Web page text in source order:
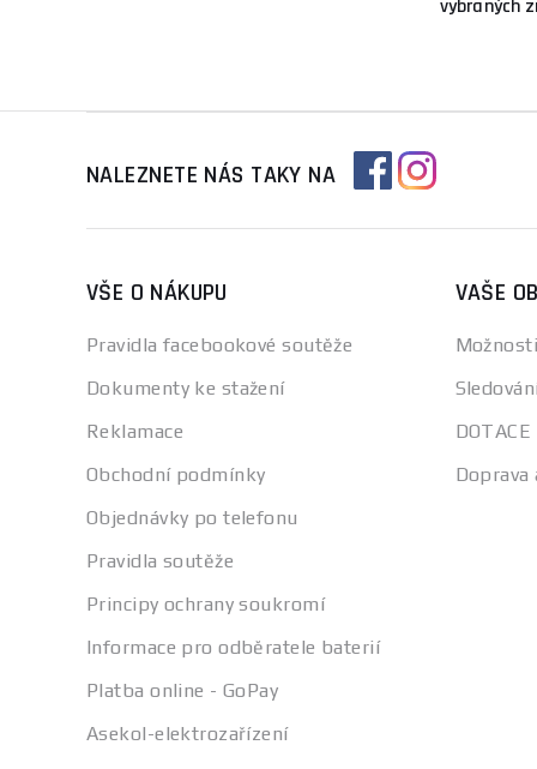
vybraných
NALEZNETE NÁS TAKY NA
VŠE O NÁKUPU
Pravidla facebookové soutěže
Dokumenty ke stažení
Reklamace
Obchodní podmínky
Objednávky po telefonu
Pravidla soutěže
Principy ochrany soukromí
Informace pro odběratele baterií
Platba online - GoPay
Asekol-elektrozařízení
VAŠE
DOTACE
Doprava